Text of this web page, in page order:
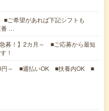
■ご希望があれば下記シフトも
番 …
急募！】2カ月～ ■ご応募から最短
！
円～ ■週払いOK ■扶養内OK ■